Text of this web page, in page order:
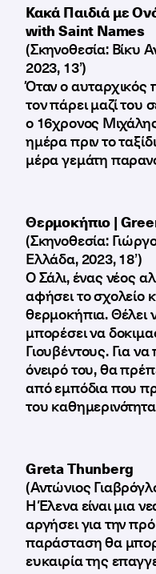
Κακά Παιδιά με
with Saint Names
(Σκηνοθεσία: Βίκυ
2023, 13’)
Όταν ο αυταρχικός
τον πάρει μαζί του
ο 16χρονος
ημέρα πριν το
μέρα γεμάτη
Θερμοκήπιο |
(Σκηνοθεσία:
Ελλάδα, 2023, 18’)
Ο Σάλι, ένας νέος
αφήσει το σχολείο
θερμοκήπια. Θέλει
μπορέσει να
Γιουβέντους. Για
όνειρό του, θα
από εμπόδια που
του
Greta Thunberg
(Αντώνιος
Η Έλενα είναι μια
αργήσει για την
παράσταση θα
ευκαιρία της